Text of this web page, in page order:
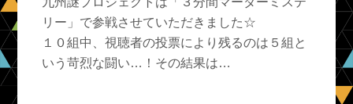
リー」で参戦させていただきました☆
１０組中、視聴者の投票により残るのは５組と
いう苛烈な闘い…！その結果は…